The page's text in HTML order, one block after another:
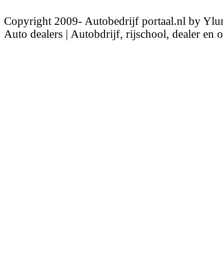
Copyright 2009- Autobedrijf portaal.nl by
Auto dealers | Autobdrijf, rijschool, dealer en